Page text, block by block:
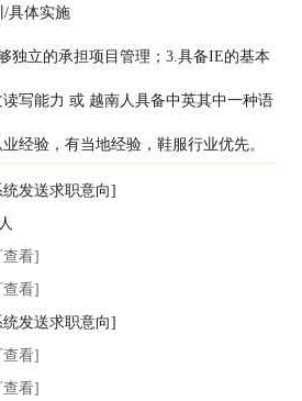
/具体实施
独立的承担项目管理；3.具备IE的基本
写能力 或 越南人具备中英其中一种语
经验，有当地经验，鞋服行业优先。
发送求职意向]
看]
看]
发送求职意向]
看]
看]